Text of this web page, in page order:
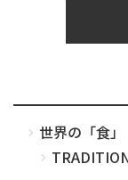
世界の「食